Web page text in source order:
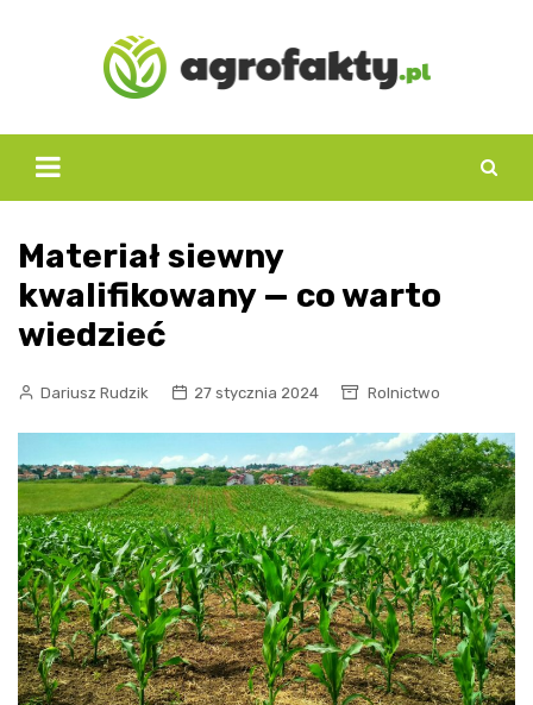
Materiał siewny
kwalifikowany — co warto
wiedzieć
Dariusz Rudzik 27 stycznia 2024 Rolnictwo